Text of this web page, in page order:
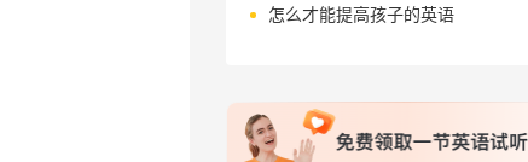
怎么才能提高孩子的英语